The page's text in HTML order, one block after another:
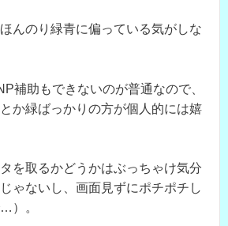
んのり緑青に偏っている気がしな
補助もできないのが普通なので、
か緑ばっかりの方が個人的には嬉
を取るかどうかはぶっちゃけ気分
ゃないし、画面見ずにポチポチし
）。